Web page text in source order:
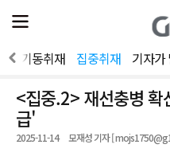
전
체
뉴
열 기동취재 집중취재 기자가
<집중.2> 재선충병
급'
2025-11-14 모재성 기자 [